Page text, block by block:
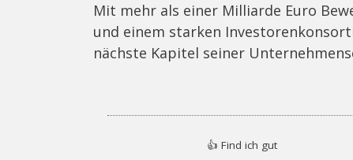
Mit mehr als einer Milliarde Euro
und einem starken
nächste Kapitel seiner
👍 Find ich gut